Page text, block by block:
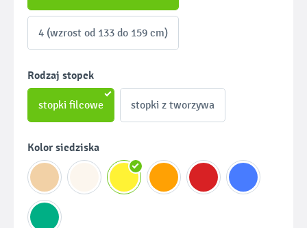
4 (wzrost od 133 do 159 cm)
Wybierz
Rodzaj stopek
stopki filcowe stopki z tworzywa
Wybierz
Kolor siedziska